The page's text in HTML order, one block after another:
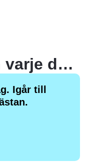
Jag tränar nästan varje dag. Igår till exempel, då tränade jag nästan.
Igår till